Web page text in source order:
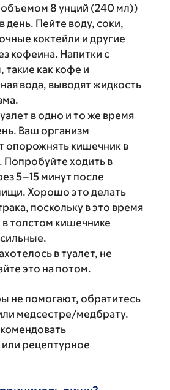
8 унций (240 мл))
день. Пейте воду, соки,
коктейли и другие
кофеина. Напитки с
как кофе и
вода, выводят жидкость
в одно и то же время
Ваш организм
опорожнять кишечник в
Попробуйте ходить в
5–15 минут после
Хорошо это делать
поскольку в это время
толстом кишечнике
в туалет, не
это на потом.
не помогают, обратитесь
медсестре/медбрату.
рецептурное